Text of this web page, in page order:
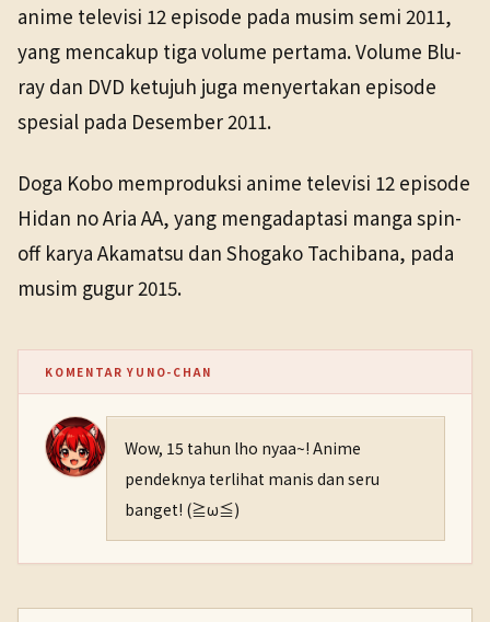
anime televisi 12 episode pada musim semi 2011,
yang mencakup tiga volume pertama. Volume Blu-
ray dan DVD ketujuh juga menyertakan episode
spesial pada Desember 2011.
Doga Kobo memproduksi anime televisi 12 episode
Hidan no Aria AA, yang mengadaptasi manga spin-
off karya Akamatsu dan Shogako Tachibana, pada
musim gugur 2015.
KOMENTAR YUNO-CHAN
Wow, 15 tahun lho nyaa~! Anime
pendeknya terlihat manis dan seru
banget! (≧ω≦)